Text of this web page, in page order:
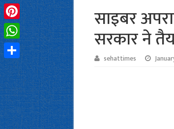
साइबर
सरकार ने
sehattimes
LinkedIn
Pinterest
WhatsApp
Share